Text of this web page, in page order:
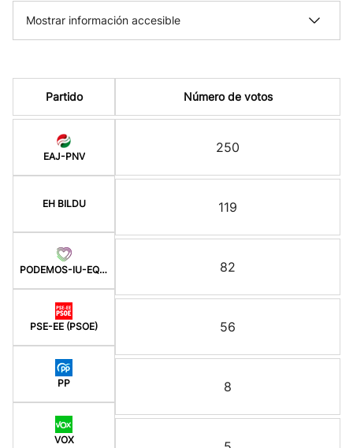
Mostrar información accesible
Partido
EAJ-PNV
EH BILDU
PODEMOS-IU-EQUO BERD
PSE-EE (PSOE)
PP
VOX
Número de votos
250
119
82
56
8